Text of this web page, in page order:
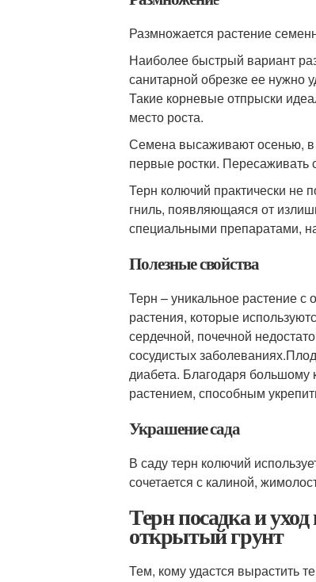
Размножается растение
Наиболее быстрый вариант
санитарной обрезке ее нужно
Такие корневые отпрыски
место роста.
Семена высаживают осенью, в
первые ростки. Пересаживать
Терн колючий практически не
гниль, появляющаяся от
специальными препаратами,
Полезные свойства
Терн – уникальное растение
растения, которые
сердечной, почечной
сосудистых
диабета. Благодаря большому
растением, способным
Украшение сада
В саду терн колючий
сочетается с калиной,
Терн посадка и
открытый грунт
Тем, кому удастся вырастить